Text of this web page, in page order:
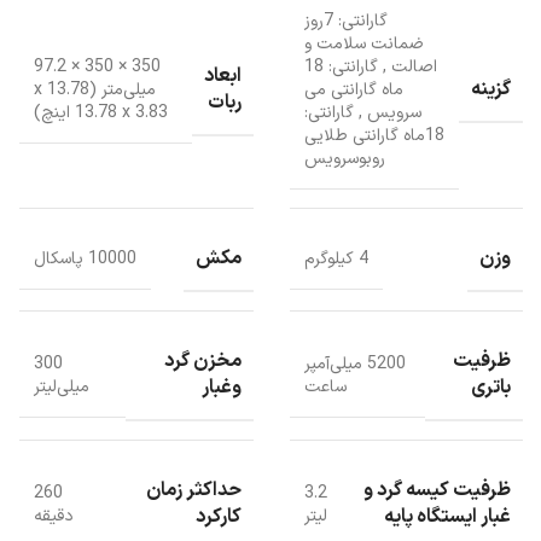
گزینه
گارانتی: 7روز
ضمانت سلامت و
اصالت ,
گارانتی: 18
ماه گارانتی می
سرویس ,گارانتی:
18ماه گارانتی طلایی
روبوسرویس
ابعاد
ربات
350 × 350 × 97.2
میلی‌متر (13.78 x
13.78 x 3.83 اینچ)
وزن 4 کیلوگرم مکش 10000 پاسکال
ظرفیت
باتری
5200 میلی‌آمپر
ساعت
مخزن گرد
وغبار
300
میلی‌لیتر
ظرفیت کیسه گرد و
غبار ایستگاه پایه
3.2
لیتر
حداکثر زمان
کارکرد
260
دقیقه